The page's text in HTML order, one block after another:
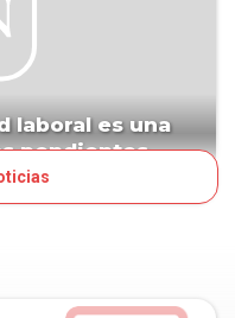
laboral es una
pendientes